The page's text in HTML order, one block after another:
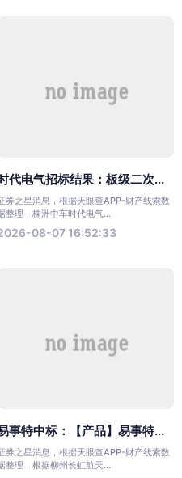
代电气招标结果：板级二次...
券之星消息，根据天眼查APP-财产线索数
整理，株洲中车时代电气...
08-07 16:52:33
事特中标：【产品】易事特...
券之星消息，根据天眼查APP-财产线索数
整理，根据柳州长虹航天...